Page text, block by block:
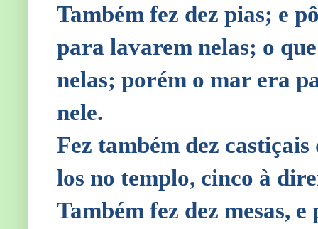
Também fez dez pias; e
para lavarem nelas; o
nelas; porém o mar era
nele.
Fez também dez
los no templo, cinco à
Também fez dez mesas,